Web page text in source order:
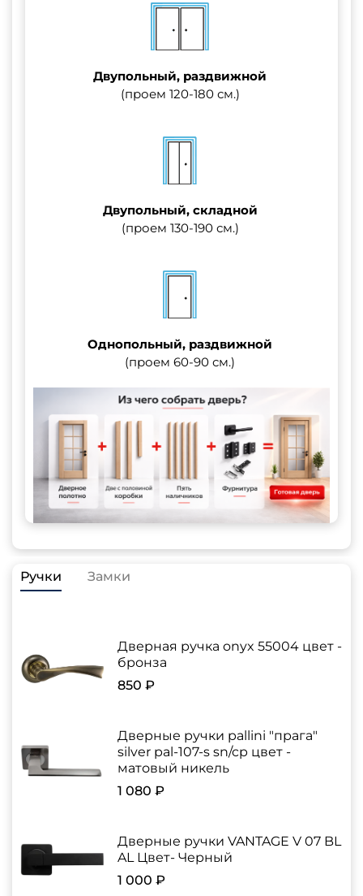
Двупольный, раздвижной
(проем 120-180 см.)
Двупольный, складной
(проем 130-190 см.)
Однопольный, раздвижной
(проем 60-90 см.)
Ручки Замки
Дверная ручка onyx 55004 цвет -
бронза
850 ₽
Дверные ручки pallini "прага"
silver pal-107-s sn/cp цвет -
матовый никель
1 080 ₽
Дверные ручки VANTAGE V 07 BL
AL Цвет- Черный
1 000 ₽